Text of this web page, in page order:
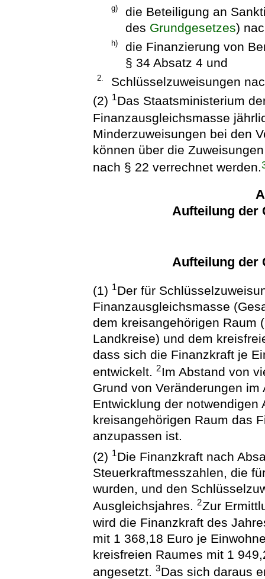
g)
die Beteiligung an
des Grundgesetzes)
h)
die Finanzierung von
§ 34 Absatz 4 und
2.
Schlüsselzuweisungen
(2) 1Das Staatsministerium
Finanzausgleichsmasse
Minderzuweisungen bei den
können über die
nach § 22 verrechnet werden.
Aufteilung der
Aufteilung der
(1) 1Der für
Finanzausgleichsmasse
dem kreisangehörigen Raum
Landkreise) und dem
dass sich die Finanzkraft je
entwickelt.2Im Abstand von
Grund von Veränderungen
Entwicklung der
kreisangehörigen Raum das
anzupassen ist.
(2) 1Die Finanzkraft nach
Steuerkraftmesszahlen, die
wurden, und den
Ausgleichsjahres.2Zur
wird die Finanzkraft des
mit 1 368,18 Euro je
kreisfreien Raumes mit 1
angesetzt.3Das sich daraus